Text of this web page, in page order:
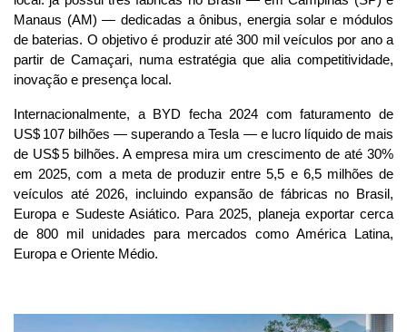
Manaus (AM) — dedicadas a ônibus, energia solar e módulos
de baterias. O objetivo é produzir até 300 mil veículos por ano a
partir de Camaçari, numa estratégia que alia competitividade,
inovação e presença local.
Internacionalmente, a BYD fecha 2024 com faturamento de
US$ 107 bilhões — superando a Tesla — e lucro líquido de mais
de US$ 5 bilhões. A empresa mira um crescimento de até 30%
em 2025, com a meta de produzir entre 5,5 e 6,5 milhões de
veículos até 2026, incluindo expansão de fábricas no Brasil,
Europa e Sudeste Asiático. Para 2025, planeja exportar cerca
de 800 mil unidades para mercados como América Latina,
Europa e Oriente Médio.